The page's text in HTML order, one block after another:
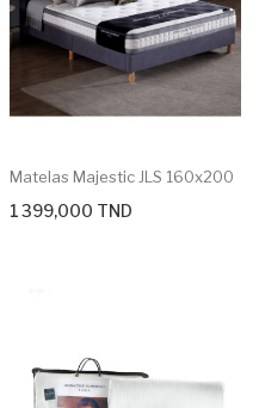
Matelas Majestic JLS 160x200
1 399,000 TND